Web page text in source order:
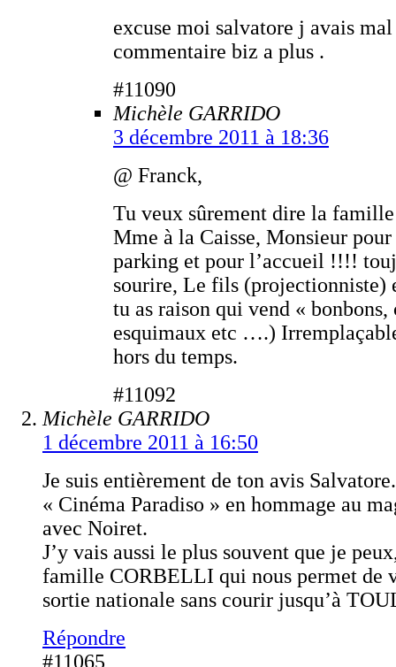
excuse moi salvatore j avais
commentaire biz a plus .
#11090
Michèle GARRIDO
3 décembre 2011 à 18:36
@ Franck,
Tu veux sûrement dire la
Mme à la Caisse, Monsieur
parking et pour l’accueil !!!!
sourire, Le fils (projectionniste)
tu as raison qui vend « bonbons,
esquimaux etc ….)
hors du temps.
#11092
Michèle GARRIDO
1 décembre 2011 à 16:50
Je suis entièrement de ton avis
« Cinéma Paradiso » en hommage au
avec Noiret.
J’y vais aussi le plus souvent que je
famille CORBELLI qui nous permet de
sortie nationale sans courir jusqu’à
Répondre
#11065